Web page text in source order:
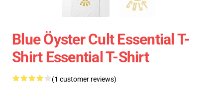
Blue Öyster Cult Essential T-
Shirt Essential T-Shirt
(1 customer reviews)